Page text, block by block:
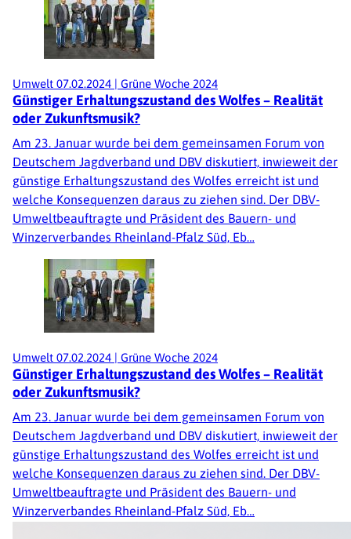
Umwelt 07.02.2024 | Grüne Woche 2024
Günstiger Erhaltungszustand des Wolfes – Realität
oder Zukunftsmusik?
Am 23. Januar wurde bei dem gemeinsamen Forum von
Deutschem Jagdverband und DBV diskutiert, inwieweit der
günstige Erhaltungszustand des Wolfes erreicht ist und
welche Konsequenzen daraus zu ziehen sind. Der DBV-
Umweltbeauftragte und Präsident des Bauern- und
Winzerverbandes Rheinland-Pfalz Süd, Eb…
Umwelt 07.02.2024 | Grüne Woche 2024
Günstiger Erhaltungszustand des Wolfes – Realität
oder Zukunftsmusik?
Am 23. Januar wurde bei dem gemeinsamen Forum von
Deutschem Jagdverband und DBV diskutiert, inwieweit der
günstige Erhaltungszustand des Wolfes erreicht ist und
welche Konsequenzen daraus zu ziehen sind. Der DBV-
Umweltbeauftragte und Präsident des Bauern- und
Winzerverbandes Rheinland-Pfalz Süd, Eb…